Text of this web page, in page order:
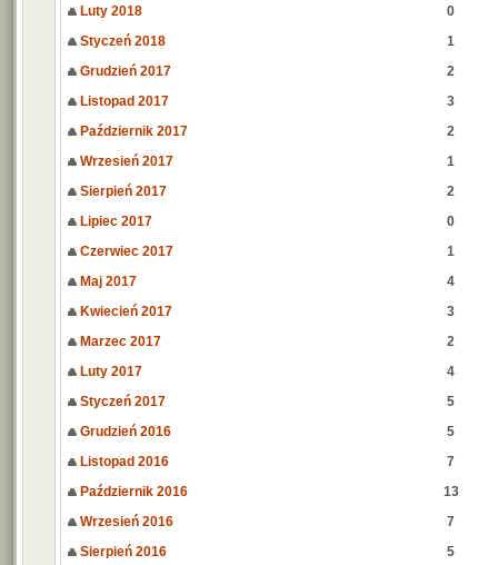
Luty 2018
0
Styczeń 2018
1
Grudzień 2017
2
Listopad 2017
3
Październik 2017
2
Wrzesień 2017
1
Sierpień 2017
2
Lipiec 2017
0
Czerwiec 2017
1
Maj 2017
4
Kwiecień 2017
3
Marzec 2017
2
Luty 2017
4
Styczeń 2017
5
Grudzień 2016
5
Listopad 2016
7
Październik 2016
13
Wrzesień 2016
7
Sierpień 2016
5